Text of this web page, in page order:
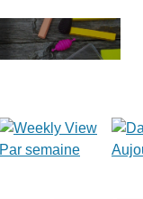
Par semaine